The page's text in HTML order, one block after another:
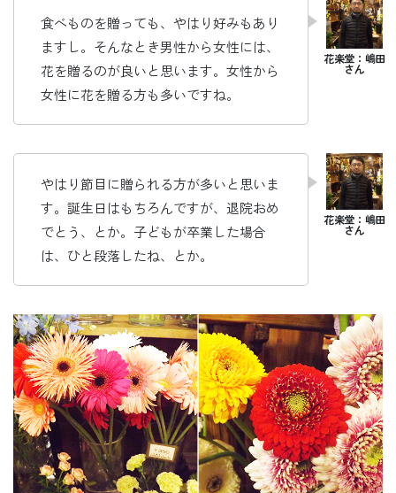
食べものを贈っても、やはり好みもあり
ますし。そんなとき男性から女性には、
花を贈るのが良いと思います。女性から
女性に花を贈る方も多いですね。
やはり節目に贈られる方が多いと思いま
す。誕生日はもちろんですが、退院おめ
でとう、とか。子どもが卒業した場合
は、ひと段落したね、とか。